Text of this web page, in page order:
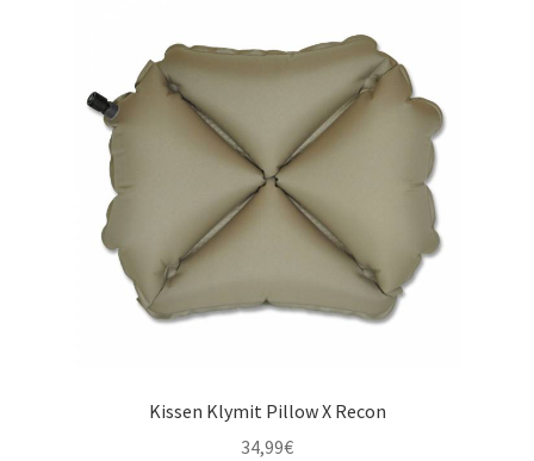
Kissen Klymit Pillow X Recon
34,99€